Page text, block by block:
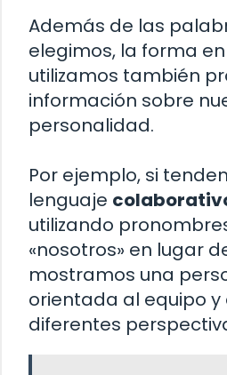
Además de las
elegimos, la forma
utilizamos también
información sobre
personalidad.
Por ejemplo, si
lenguaje
utilizando
«nosotros» en lugar
mostramos una
orientada al equipo
diferentes